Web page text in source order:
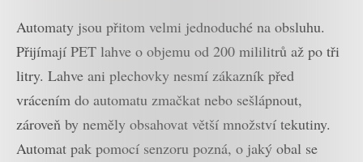
Automaty jsou přitom velmi jednoduché na obsluhu.
Přijímají PET lahve o objemu od 200 mililitrů až po tři
litry. Lahve ani plechovky nesmí zákazník před
vrácením do automatu zmačkat nebo sešlápnout,
zároveň by neměly obsahovat větší množství tekutiny.
Automat pak pomocí senzoru pozná, o jaký obal se